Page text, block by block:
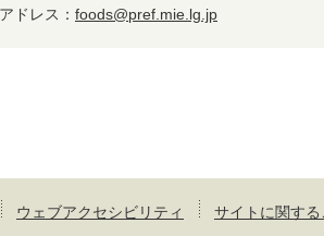
ドレス： foods@pref.mie.lg.jp
ウェブアクセシビリティ サイトに関す